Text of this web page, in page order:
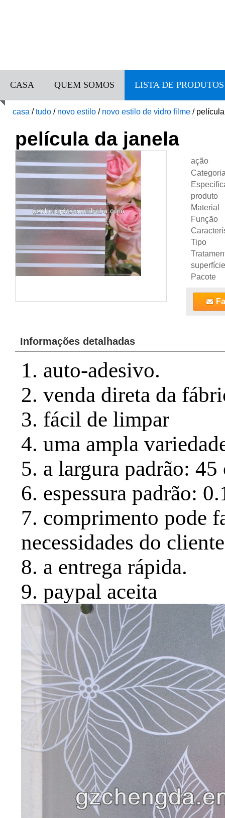
CASA QUEM SOMOS LISTA DE PRODUTOS
casa /tudo / novo estilo / novo estilo de vidro filme /
película da janela
ação
produto
Material
Função
Tipo
superfície
Pacote
Informações detalhadas
1. auto-adesivo.
2. venda direta da
3. fácil de limpar
4. uma ampla
5. a largura padrão:
6. espessura padrão:
7. comprimento pode
necessidades do
8. a entrega rápida.
9. paypal aceita